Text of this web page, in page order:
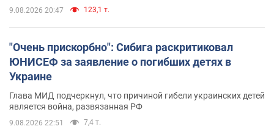
9.08.2026 20:47 123,1 т.
"Очень прискорбно": Сибига раскритиковал
ЮНИСЕФ за заявление о погибших детях в
Украине
Глава МИД подчеркнул, что причиной гибели украинских детей
является война, развязанная РФ
9.08.2026 22:51 7,4 т.